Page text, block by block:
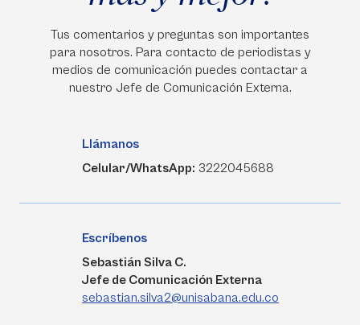
Tus comentarios y preguntas son importantes
para nosotros. Para contacto de periodistas y
medios de comunicación puedes contactar a
nuestro Jefe de Comunicación Externa.
Llámanos
Celular/WhatsApp: 3222045688
Escríbenos
Sebastián Silva C.
Jefe de Comunicación Externa
sebastian.silva2@unisabana.edu.co